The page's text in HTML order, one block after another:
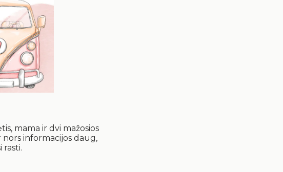
mama ir dvi mažosios
informacijos daug,